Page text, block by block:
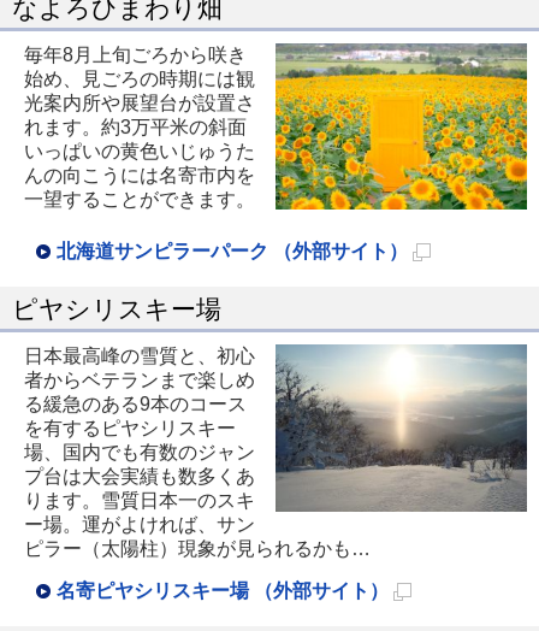
ペ
ー
ジ
で
開
き
なよろひまわり畑
毎年8月上旬ごろから咲き
始め、見ごろの時期には観
光案内所や展望台が設置さ
れます。約3万平米の斜面
いっぱいの黄色いじゅうた
んの向こうには名寄市内を
一望することができます。
北海道サンピラーパーク （外部サイト）
ペ
ジ
で
開
き
ピヤシリスキー場
日本最高峰の雪質と、初心
者からベテランまで楽しめ
る緩急のある9本のコース
を有するピヤシリスキー
場、国内でも有数のジャン
プ台は大会実績も数多くあ
ります。雪質日本一のスキ
ー場。運がよければ、サン
ピラー（太陽柱）現象が見られるかも…
名寄ピヤシリスキー場 （外部サイト）